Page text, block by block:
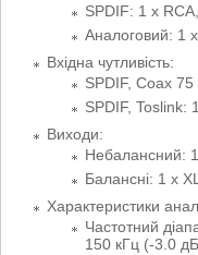
SPDIF: 1 x
Аналоговий: 1
Вхідна чутливість:
SPDIF, Coax
SPDIF, Toslink:
Виходи:
Небалансний:
Балансні: 1 x
Характеристики
Частотний
150 кГц (-3.0